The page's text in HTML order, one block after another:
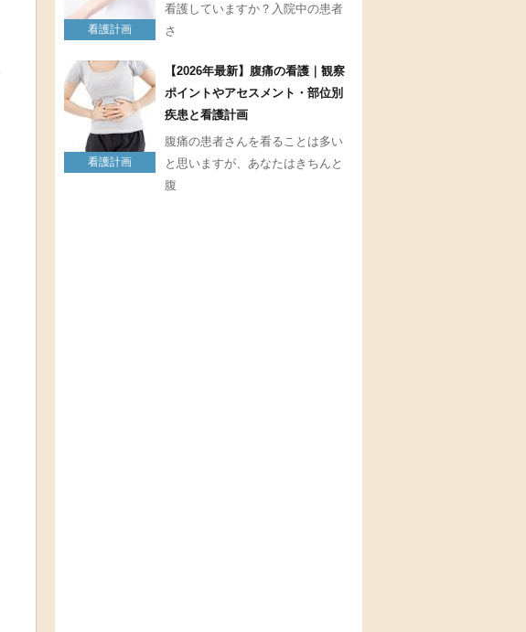
看護計画
看護していますか？入院中の患者
さ
看護計画
【2026年最新】腹痛の看護｜観察
ポイントやアセスメント・部位別
疾患と看護計画
腹痛の患者さんを看ることは多い
と思いますが、あなたはきちんと
腹